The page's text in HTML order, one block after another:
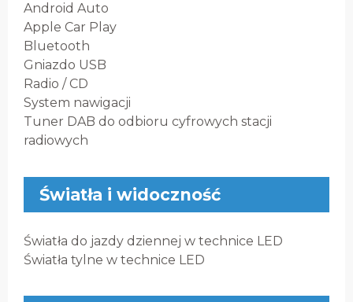
Android Auto
Apple Car Play
Bluetooth
Gniazdo USB
Radio / CD
System nawigacji
Tuner DAB do odbioru cyfrowych stacji
radiowych
Światła i widoczność
Światła do jazdy dziennej w technice LED
Światła tylne w technice LED